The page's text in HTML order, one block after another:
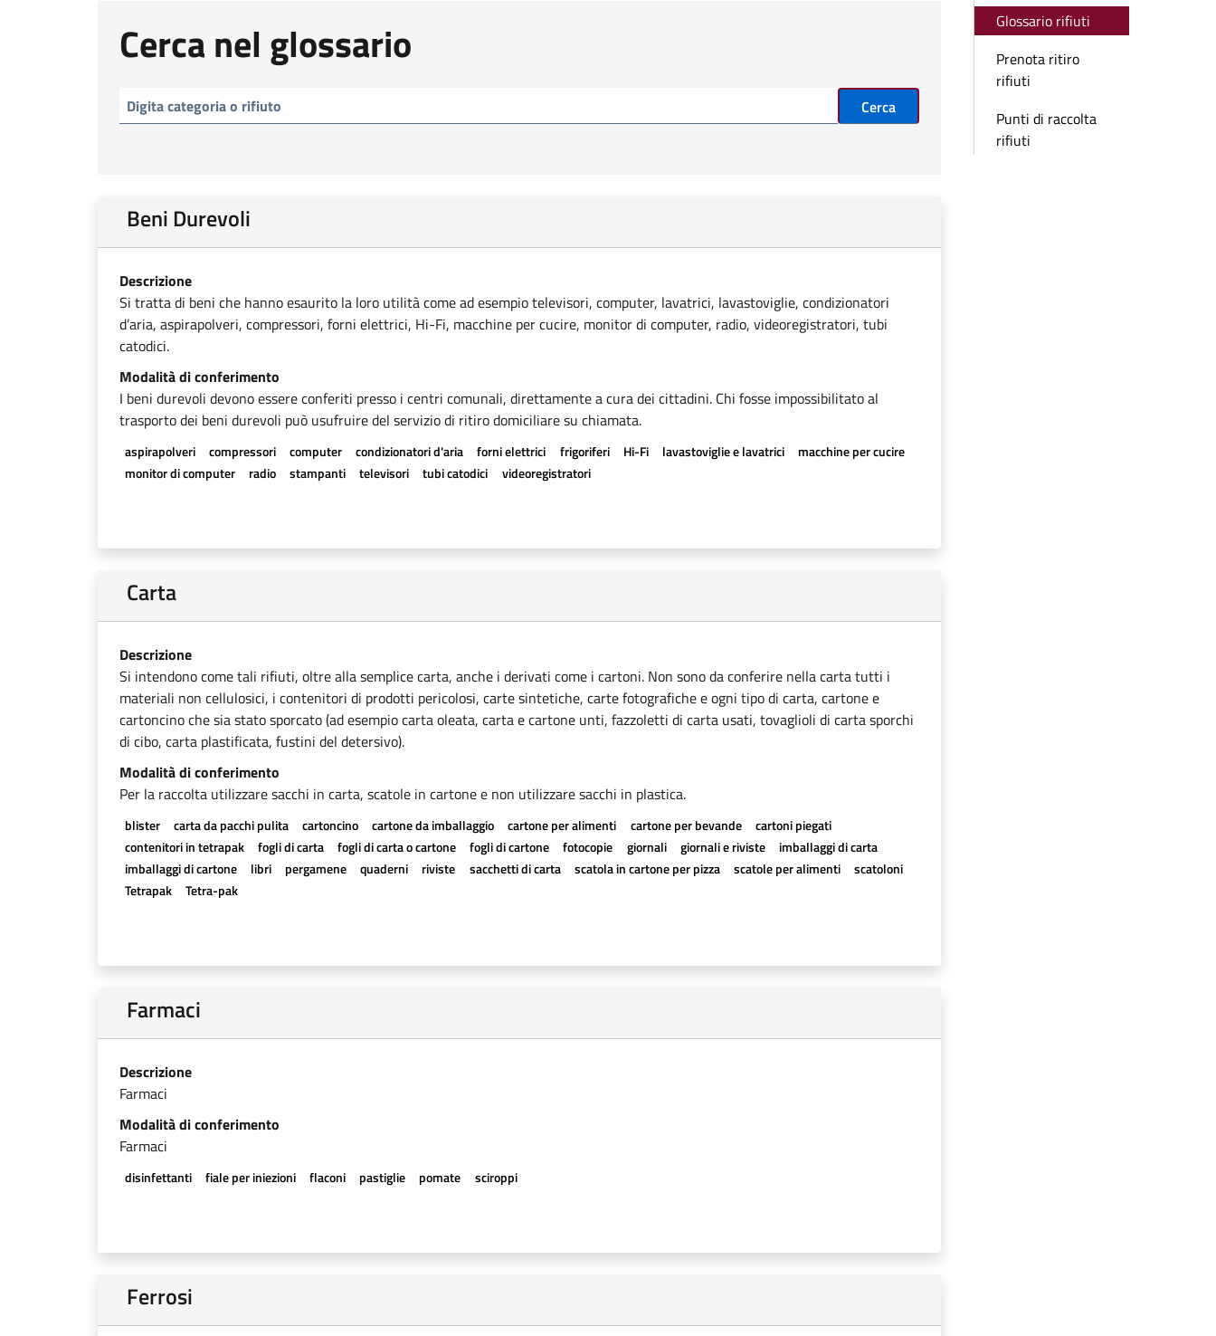
Cerca nel glossario
Cerca
Beni Durevoli
Descrizione
Si tratta di beni che hanno esaurito la loro utilità come ad esempio televisori, computer, lavatrici, lavastoviglie, condizionatori
d’aria, aspirapolveri, compressori, forni elettrici, Hi-Fi, macchine per cucire, monitor di computer, radio, videoregistratori, tubi
catodici.
Modalità di conferimento
I beni durevoli devono essere conferiti presso i centri comunali, direttamente a cura dei cittadini. Chi fosse impossibilitato al
trasporto dei beni durevoli può usufruire del servizio di ritiro domiciliare su chiamata.
aspirapolveri compressori computer condizionatori d'aria forni elettrici frigoriferi Hi-Fi lavastoviglie e lavatrici
macchine per cucire
monitor di computer
radio stampanti televisori tubi catodici videoregistratori
Carta
Descrizione
Si intendono come tali rifiuti, oltre alla semplice carta, anche i derivati come i cartoni. Non sono da conferire nella carta tutti i
materiali non cellulosici, i contenitori di prodotti pericolosi, carte sintetiche, carte fotografiche e ogni tipo di carta, cartone e
cartoncino che sia stato sporcato (ad esempio carta oleata, carta e cartone unti, fazzoletti di carta usati, tovaglioli di carta sporchi
di cibo, carta plastificata, fustini del detersivo).
Modalità di conferimento
Per la raccolta utilizzare sacchi in carta, scatole in cartone e non utilizzare sacchi in plastica.
blister carta da pacchi pulita cartoncino cartone da imballaggio cartone per alimenti cartone per bevande
cartoni piegati
contenitori in tetrapak
fogli di carta fogli di carta o cartone fogli di cartone fotocopie giornali giornali e riviste
imballaggi di carta
imballaggi di cartone
libri pergamene quaderni riviste sacchetti di carta scatola in cartone per pizza scatole per alimenti
scatoloni
Tetrapak
Tetra-pak
Farmaci
Descrizione
Farmaci
Modalità di conferimento
Farmaci
disinfettanti fiale per iniezioni flaconi pastiglie pomate sciroppi
Ferrosi
Glossario rifiuti
Prenota ritiro
rifiuti
Punti di raccolta
rifiuti